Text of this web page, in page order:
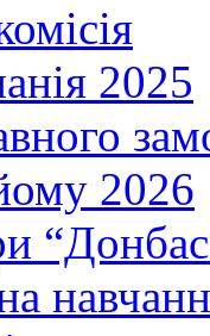
2025
2026